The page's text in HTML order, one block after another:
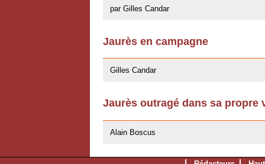
par Gilles Candar
Jaurès en campagne
Gilles Candar
Jaurès outragé dans sa propre
Alain Boscus